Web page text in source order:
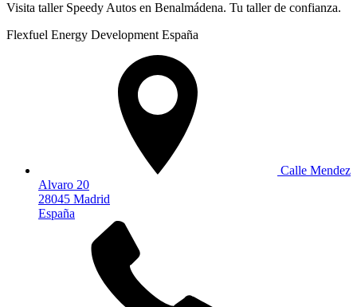
Visita taller Speedy Autos en Benalmádena. Tu taller de confianza.
Flexfuel Energy Development España
Calle Mendez
Alvaro 20
28045 Madrid
España